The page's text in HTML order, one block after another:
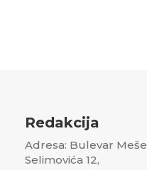
Redakcija
Adresa: Bulevar Meše
Selimovića 12,